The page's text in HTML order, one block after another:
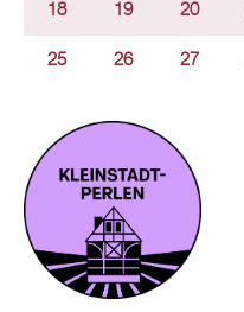
18 19 20
25 26 27